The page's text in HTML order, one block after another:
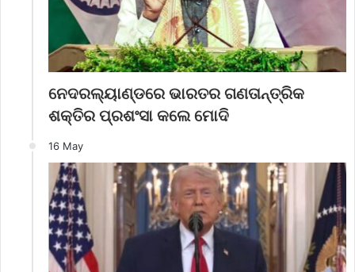
ନେଦରଲ୍ୟାଣ୍ଡରେ ଭାରତର ଗଣତାନ୍ତ୍ରିକ
ଶକ୍ତିର ପ୍ରଶଂସା କଲେ ମୋଦି
16 May